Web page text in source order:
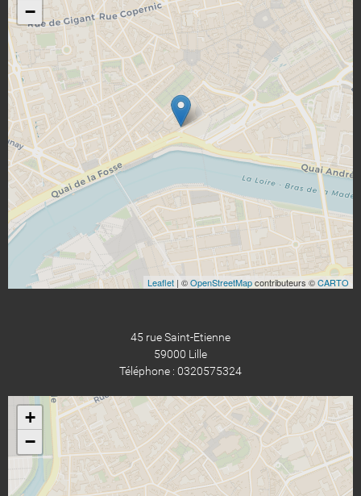
−
Leaflet | ©OpenStreetMapcontributeurs ©CARTO
45 rue Saint-Etienne
59000 Lille
Téléphone : 0320575324
+
−